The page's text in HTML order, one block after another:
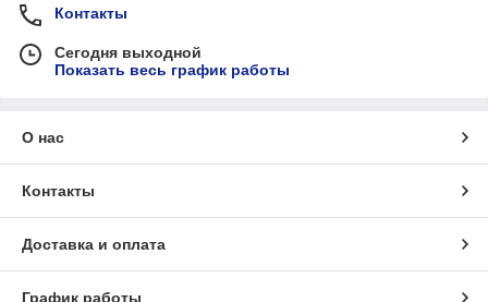
Контакты
Сегодня выходной
Показать весь график работы
О нас
Контакты
Доставка и оплата
График работы